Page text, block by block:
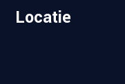
Locatie